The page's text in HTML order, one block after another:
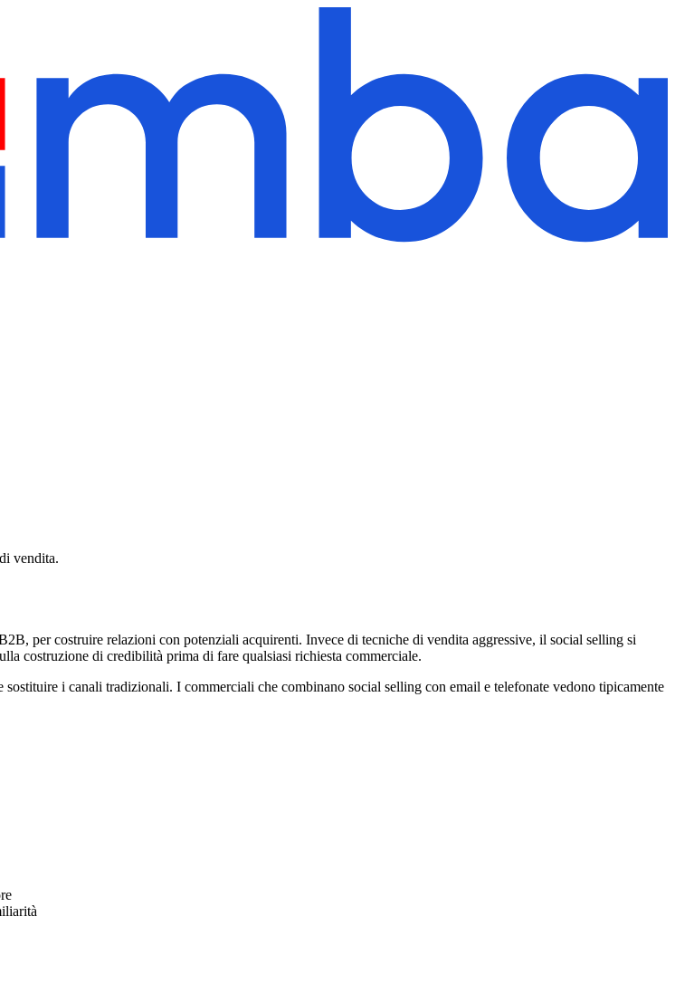
vendita.
per costruire relazioni con potenziali acquirenti. Invece di tecniche di vendita aggressive, il social selling si
costruzione di credibilità prima di fare qualsiasi richiesta commerciale.
i canali tradizionali. I commerciali che combinano social selling con email e telefonate vedono tipicamente